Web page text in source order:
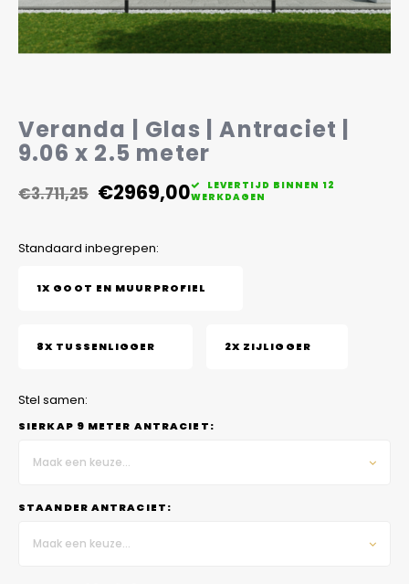
Veelgestelde vragen
Veranda | Glas | Antraciet |
9.06 x 2.5 meter
€3.711,25 €2969,00
LEVERTIJD BINNEN 12
WERKDAGEN
Standaard inbegrepen:
1X GOOT EN MUURPROFIEL
8X TUSSENLIGGER 2X ZIJLIGGER
Stel samen:
SIERKAP 9 METER ANTRACIET:
Maak een keuze...
STAANDER ANTRACIET:
Maak een keuze...